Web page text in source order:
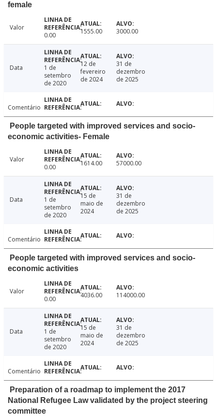
female
Valor
0.00
1555.00 3000.00
Data
1 de
setembro
de 2020
12 de
fevereiro
de 2024
31 de
dezembro
de 2025
Comentário
People targeted with improved services and socio-
economic activities- Female
Valor
0.00
1614.00 57000.00
Data
1 de
setembro
de 2020
15 de
maio de
2024
31 de
dezembro
de 2025
Comentário
People targeted with improved services and socio-
economic activities
Valor
0.00
4036.00 114000.00
Data
1 de
setembro
de 2020
15 de
maio de
2024
31 de
dezembro
de 2025
Comentário
Preparation of a roadmap to implement the 2017
National Refugee Law validated by the project steering
committee